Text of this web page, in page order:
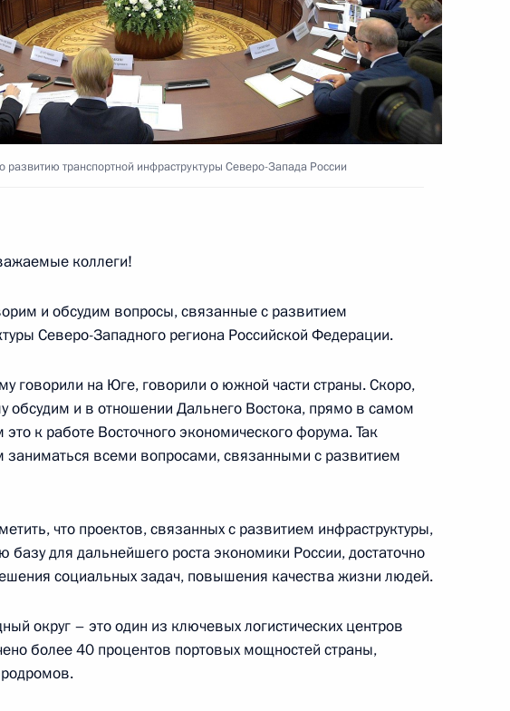
Московским центральным диаметрам
Белозёровым
Сергеем Собяниным и главой РЖД
транспортной инфраструктуры Северо-
Белозёровым
Белозёровым
развитию транспортной инфраструктуры Северо-Запада России
коллеги!
и обсудим вопросы, связанные с развитием
Северо-Западного региона Российской Федерации.
говорили на Юге, говорили о южной части страны. Скоро,
обсудим и в отношении Дальнего Востока, прямо в самом
к работе Восточного экономического форума. Так
заниматься всеми вопросами, связанными с развитием
что проектов, связанных с развитием инфраструктуры,
базу для дальнейшего роста экономики России, достаточно
социальных задач, повышения качества жизни людей.
округ – это один из ключевых логистических центров
более 40 процентов портовых мощностей страны,